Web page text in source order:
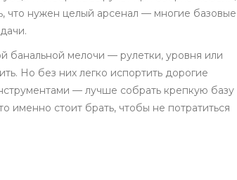
нужен целый арсенал — многие базовые
банальной мелочи — рулетки, уровня или
Но без них легко испортить дорогие
— лучше собрать крепкую базу
стоит брать, чтобы не потратиться